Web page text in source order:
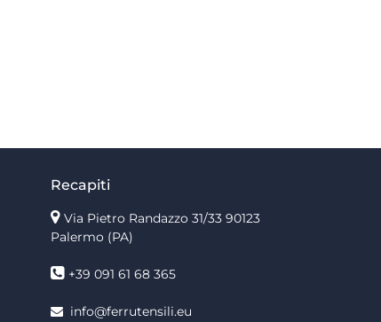
Recapiti
Via Pietro Randazzo 31/33 90123
Palermo (PA)
+39 091 61 68 365
info@ferrutensili.eu